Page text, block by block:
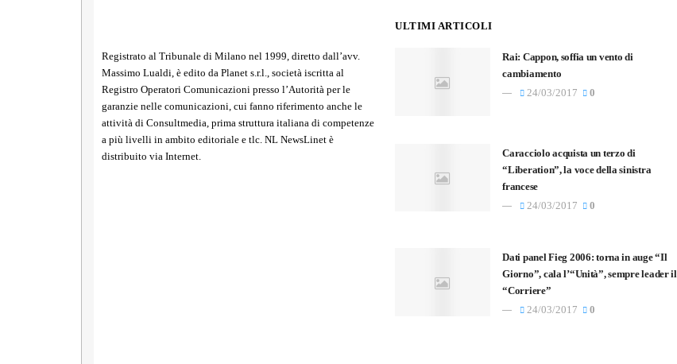
Registrato al Tribunale di Milano nel 1999, diretto dall’avv.
Massimo Lualdi, è edito da Planet s.r.l., società iscritta al
Registro Operatori Comunicazioni presso l’Autorità per le
garanzie nelle comunicazioni, cui fanno riferimento anche le
attività di Consultmedia, prima struttura italiana di competenze
a più livelli in ambito editoriale e tlc. NL NewsLinet è
distribuito via Internet.
ULTIMI ARTICOLI
Rai: Cappon, soffia un vento di
cambiamento
24/03/2017
0
Caracciolo acquista un terzo di
“Liberation”, la voce della sinistra
francese
24/03/2017
0
Dati panel Fieg 2006: torna in auge “Il
Giorno”, cala l’“Unità”, sempre leader il
“Corriere”
24/03/2017
0